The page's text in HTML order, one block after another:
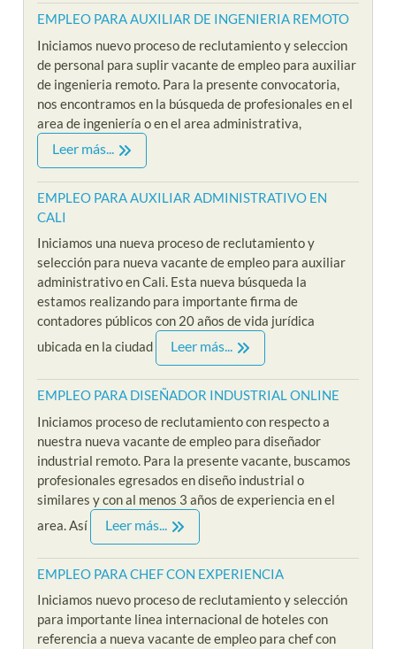
EMPLEO PARA AUXILIAR DE INGENIERIA REMOTO
Iniciamos nuevo proceso de reclutamiento y seleccion
de personal para suplir vacante de empleo para auxiliar
de ingenieria remoto. Para la presente convocatoria,
nos encontramos en la búsqueda de profesionales en el
area de ingeniería o en el area administrativa,
Leer más...
EMPLEO PARA AUXILIAR ADMINISTRATIVO EN
CALI
Iniciamos una nueva proceso de reclutamiento y
selección para nueva vacante de empleo para auxiliar
administrativo en Cali. Esta nueva búsqueda la
estamos realizando para importante firma de
contadores públicos con 20 años de vida jurídica
ubicada en la ciudad
Leer más...
EMPLEO PARA DISEÑADOR INDUSTRIAL ONLINE
Iniciamos proceso de reclutamiento con respecto a
nuestra nueva vacante de empleo para diseñador
industrial remoto. Para la presente vacante, buscamos
profesionales egresados en diseño industrial o
similares y con al menos 3 años de experiencia en el
area. Así
Leer más...
EMPLEO PARA CHEF CON EXPERIENCIA
Iniciamos nuevo proceso de reclutamiento y selección
para importante linea internacional de hoteles con
referencia a nueva vacante de empleo para chef con